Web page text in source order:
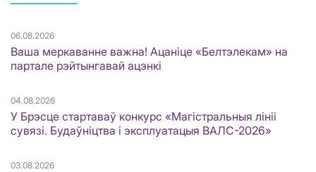
06.08.2026
Ваша меркаванне важна! Ацаніце «Белтэлекам» на
партале рэйтынгавай ацэнкі
04.08.2026
У Брэсце стартаваў конкурс «Магістральныя лініі
сувязі. Будаўніцтва і эксплуатацыя ВАЛС-2026»
03.08.2026